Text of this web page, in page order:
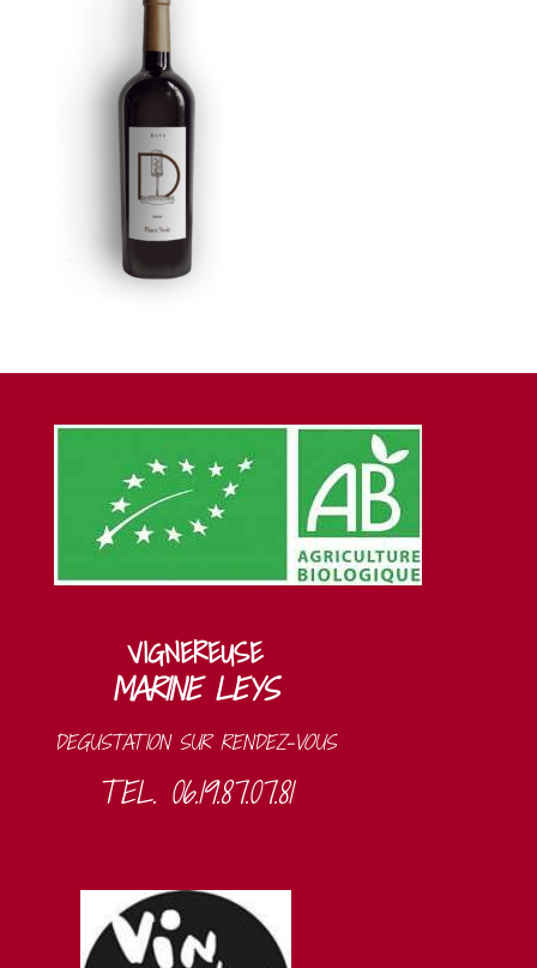
VIGNEREUSE
MARINE LEYS
DEGUSTATION SUR RENDEZ-VOUS
TEL. 06.19.87.07.81